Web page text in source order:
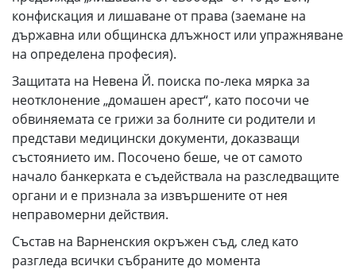
конфискация и лишаване от права (заемане на
държавна или общинска длъжност или упражняване
на определена професия).
Защитата на Невена Й. поиска по-лека мярка за
неотклонение „домашен арест“, като посочи че
обвиняемата се грижи за болните си родители и
представи медицински документи, доказващи
състоянието им. Посочено беше, че от самото
начало банкерката е съдействала на разследващите
органи и е признала за извършените от нея
неправомерни действия.
Състав на Варненския окръжен съд, след като
разгледа всички събраните до момента